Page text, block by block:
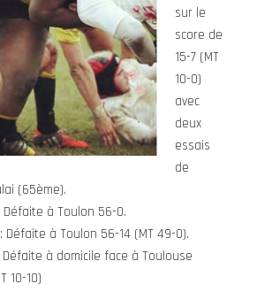
sur le
score de
15-7 (MT
10-0)
avec
deux
essais
de
(65ème).
à Toulon 56-0.
Défaite à Toulon 56-14 (MT 49-0).
à domicile face à Toulouse
10-10)